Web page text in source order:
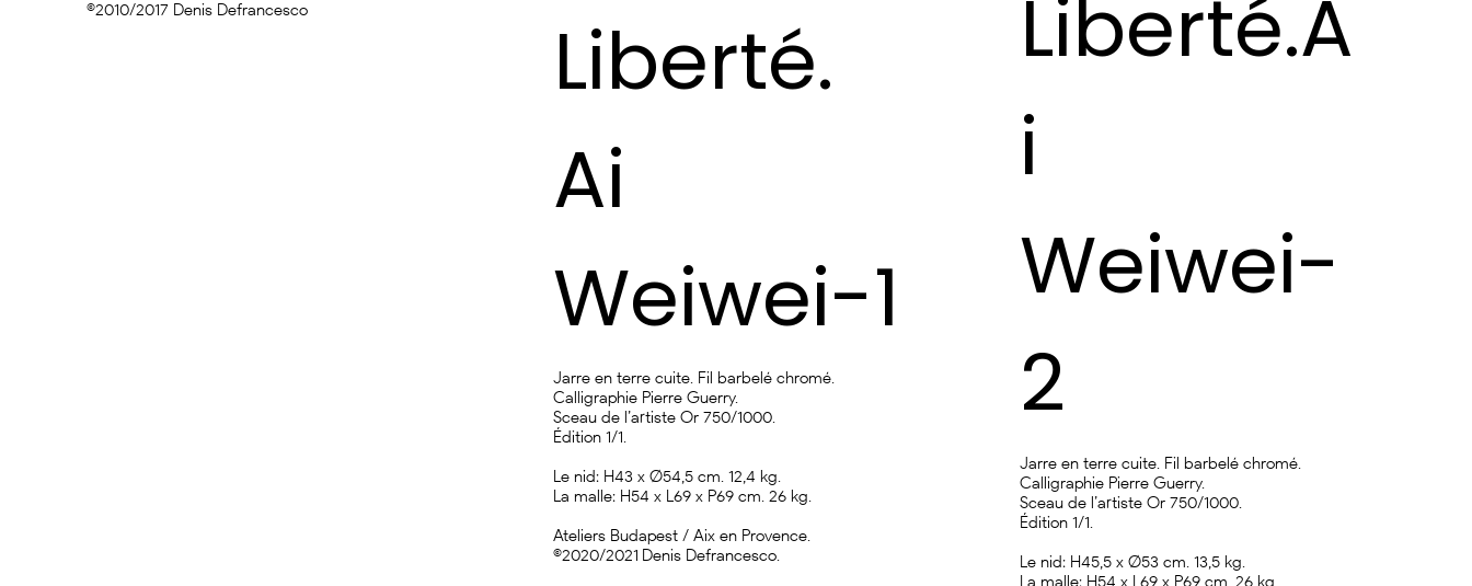
©2010/2017 Denis Defrancesco
Liberté.
Ai
Weiwei-1
Jarre en terre cuite. Fil barbelé chromé.
Calligraphie Pierre Guerry.
Sceau de l’artiste Or 750/1000.
Édition 1/1.
Le nid: H43 x Ø54,5 cm. 12,4 kg.
La malle: H54 x L69 x P69 cm. 26 kg.
Ateliers Budapest / Aix en Provence.
©2020/2021 Denis Defrancesco.
Liberté.A
i
Weiwei-
2
Jarre en terre cuite. Fil barbelé chromé.
Calligraphie Pierre Guerry.
Sceau de l’artiste Or 750/1000.
Édition 1/1.
Le nid: H45,5 x Ø53 cm. 13,5 kg.
La malle: H54 x L69 x P69 cm. 26 kg.